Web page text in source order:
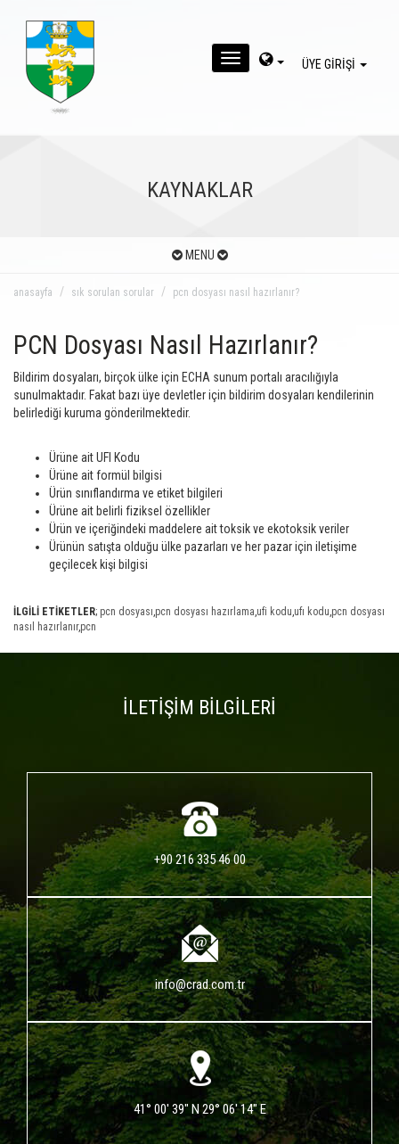
MENU ÜYE GİRİŞİ
KAYNAKLAR
MENU
anasayfa sık sorulan sorular pcn dosyası nasıl hazırlanır?
PCN Dosyası Nasıl Hazırlanır?
Bildirim dosyaları, birçok ülke için ECHA sunum portalı aracılığıyla
sunulmaktadır. Fakat bazı üye devletler için bildirim dosyaları kendilerinin
belirlediği kuruma gönderilmektedir.
Ürüne ait UFI Kodu
Ürüne ait formül bilgisi
Ürün sınıflandırma ve etiket bilgileri
Ürüne ait belirli fiziksel özellikler
Ürün ve içeriğindeki maddelere ait toksik ve ekotoksik veriler
Ürünün satışta olduğu ülke pazarları ve her pazar için iletişime
geçilecek kişi bilgisi
İLGİLİ ETİKETLER; pcn dosyası,pcn dosyası hazırlama,ufi kodu,ufı kodu,pcn dosyası
nasıl hazırlanır,pcn
İLETİŞİM BİLGİLERİ
+90 216 335 46 00
info@crad.com.tr
41° 00' 39" N 29° 06' 14" E